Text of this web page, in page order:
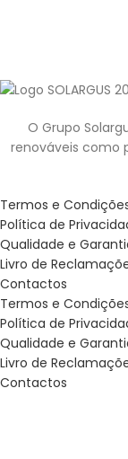
O Grupo
renováveis como
Termos e
Política de
Qualidade e
Livro de
Contactos
Termos e
Política de
Qualidade e
Livro de
Contactos